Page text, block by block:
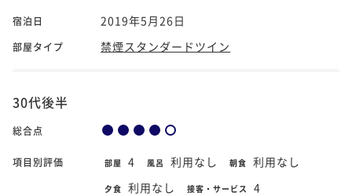
宿泊日 2019年5月26日
部屋タイプ 禁煙スタンダードツイン
30代後半
総合点
項目別評価 部屋 4 風呂 利用なし 朝食 利用なし
夕食 利用なし 接客・サービス 4